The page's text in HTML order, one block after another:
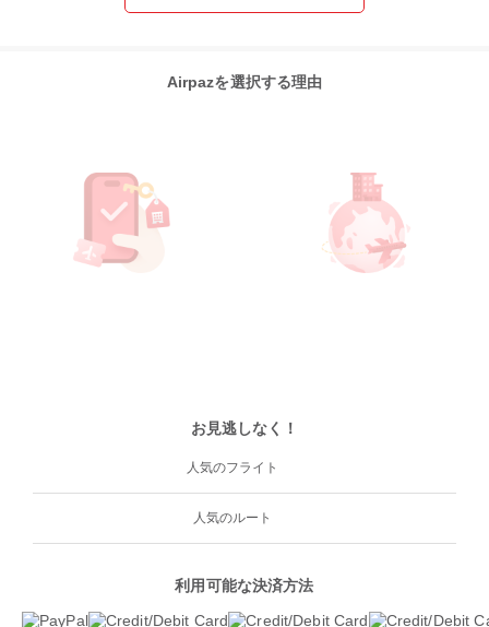
Airpazを選択する理由
お見逃しなく！
人気のフライト
人気のルート
利用可能な決済方法